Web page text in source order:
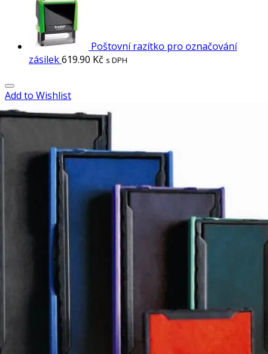
Poštovní razítko pro označování
zásilek619.90 Kč s DPH
Add to Wishlist